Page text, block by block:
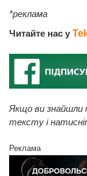
*реклама
Читайте нас у
Якщо ви знайшли
тексту і
Реклама